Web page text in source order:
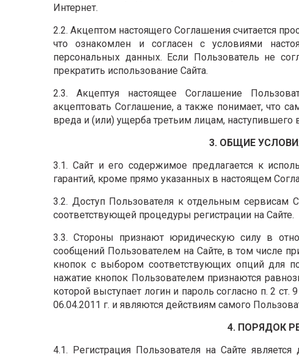
Интернет.
2.2. Акцептом настоящего Соглашения считается
что ознакомлен и согласен с условиями
персональных данных. Если Пользователь не
прекратить использование Сайта.
2.3. Акцептуя настоящее Соглашение
акцептовать Соглашение, а также понимает, что
вреда и (или) ущерба третьим лицам, наступившего
3. ОБЩИЕ
3.1. Сайт и его содержимое предлагается к
гарантий, кроме прямо указанных в настоящем
3.2. Доступ Пользователя к отдельным сервисам
соответствующей процедуры регистрации на Сайте.
3.3. Стороны признают юридическую силу в
сообщений Пользователем на Сайте, в том числе
кнопок с выбором соответствующих опций для
нажатие кнопок Пользователем признаются
которой выступает логин и пароль согласно п. 2
06.04.2011 г. и являются действиям самого
4. ПОРЯДОК
4.1. Регистрация Пользователя на Сайте